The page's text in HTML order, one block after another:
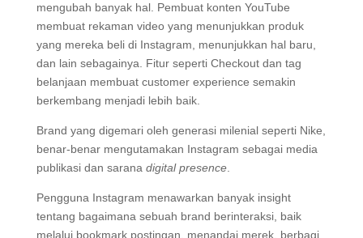
mengubah banyak hal. Pembuat konten YouTube
membuat rekaman video yang menunjukkan produk
yang mereka beli di Instagram, menunjukkan hal baru,
dan lain sebagainya. Fitur seperti Checkout dan tag
belanjaan membuat customer experience semakin
berkembang menjadi lebih baik.
Brand yang digemari oleh generasi milenial seperti Nike,
benar-benar mengutamakan Instagram sebagai media
publikasi dan sarana digital presence.
Pengguna Instagram menawarkan banyak insight
tentang bagaimana sebuah brand berinteraksi, baik
melalui bookmark postingan, menandai merek, berbagi